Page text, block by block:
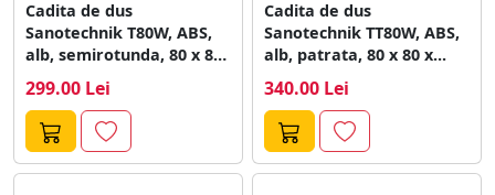
Cadita de dus
Sanotechnik T80W, ABS,
alb, semirotunda, 80 x 80
299.00 Lei
Cadita de dus
Sanotechnik TT80W, ABS,
alb, patrata, 80 x 80 x...
340.00 Lei